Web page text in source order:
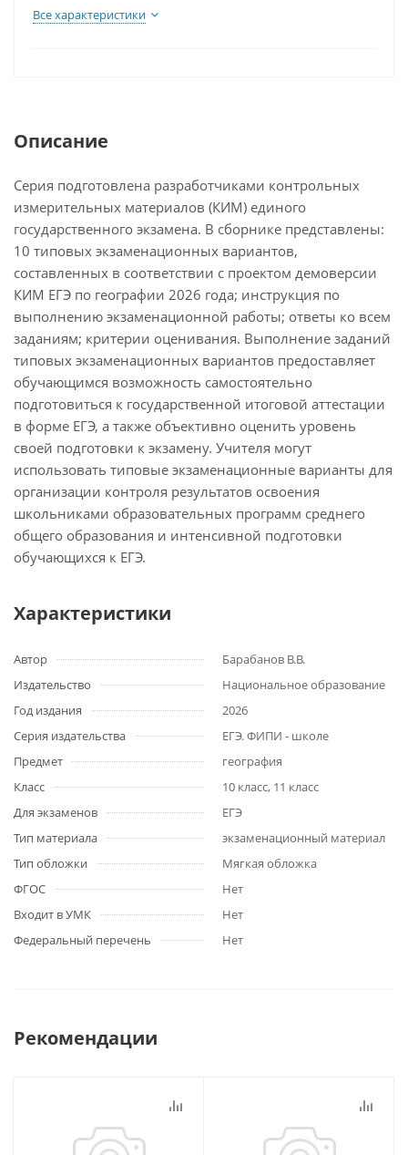
Все характеристики
Описание
Серия подготовлена разработчиками контрольных
измерительных материалов (КИМ) единого
государственного экзамена. В сборнике представлены:
10 типовых экзаменационных вариантов,
составленных в соответствии с проектом демоверсии
КИМ ЕГЭ по географии 2026 года; инструкция по
выполнению экзаменационной работы; ответы ко всем
заданиям; критерии оценивания. Выполнение заданий
типовых экзаменационных вариантов предоставляет
обучающимся возможность самостоятельно
подготовиться к государственной итоговой аттестации
в форме ЕГЭ, а также объективно оценить уровень
своей подготовки к экзамену. Учителя могут
использовать типовые экзаменационные варианты для
организации контроля результатов освоения
школьниками образовательных программ среднего
общего образования и интенсивной подготовки
обучающихся к ЕГЭ.
Характеристики
Автор
Барабанов В.В.
Издательство
Национальное образование
Год издания
2026
Серия издательства
ЕГЭ. ФИПИ - школе
Предмет
география
Класс
10 класс, 11 класс
Для экзаменов
ЕГЭ
Тип материала
экзаменационный материал
Тип обложки
Мягкая обложка
ФГОС
Нет
Входит в УМК
Нет
Федеральный перечень
Нет
Рекомендации